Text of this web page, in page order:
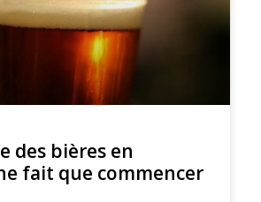
des bières en
fait que commencer